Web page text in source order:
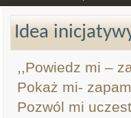
Idea
,,Powiedz mi –
Pokaż mi-
Pozwól mi